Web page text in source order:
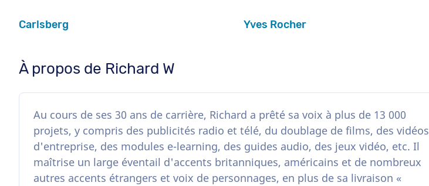
Carlsberg Yves Rocher
À propos de Richard W
Au cours de ses 30 ans de carrière, Richard a prêté sa voix à plus de 13 000
projets, y compris des publicités radio et télé, du doublage de films, des vidéos
d'entreprise, des modules e-learning, des guides audio, des jeux vidéo, etc. Il
maîtrise un large éventail d'accents britanniques, américains et de nombreux
autres accents étrangers et voix de personnages, en plus de sa livraison «